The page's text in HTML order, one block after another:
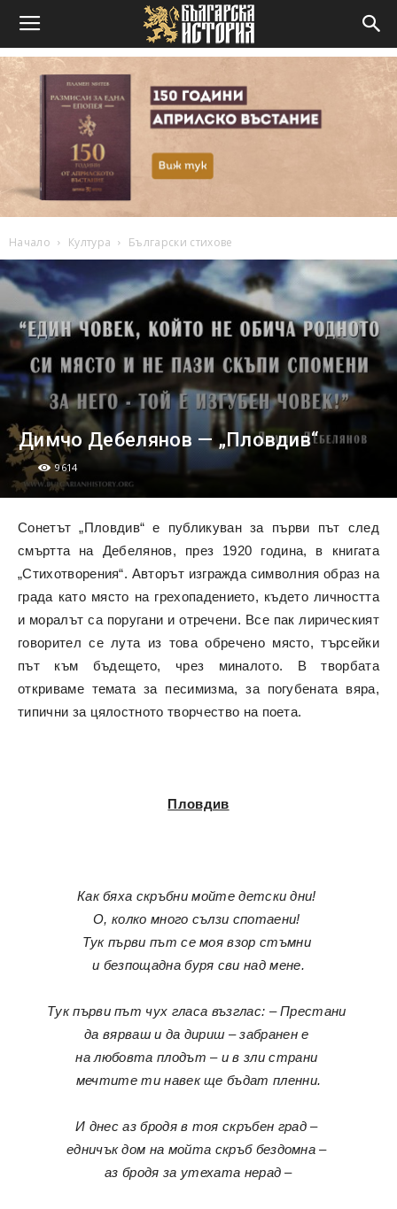
Начало Култура Български стихове
Димчо Дебелянов — „Пловдив“
9614
Сонетът „Пловдив“ е публикуван за първи път след
смъртта на Дебелянов, през 1920 година, в книгата
„Стихотворения“. Авторът изгражда символния образ на
града като място на грехопадението, където личността
и моралът са поругани и отречени. Все пак лирическият
говорител се лута из това обречено място, търсейки
път към бъдещето, чрез миналото. В творбата
откриваме темата за песимизма, за погубената вяра,
типични за цялостното творчество на поета.
Пловдив
Как бяха скръбни мойте детски дни!
О, колко много сълзи спотаени!
Тук първи път се моя взор стъмни
и безпощадна буря сви над мене.
Тук първи път чух гласа възглас: – Престани
да вярваш и да дириш – забранен е
на любовта плодът – и в зли страни
мечтите ти навек ще бъдат пленни.
И днес аз бродя в тоя скръбен град –
едничък дом на мойта скръб бездомна –
аз бродя за утехата нерад –